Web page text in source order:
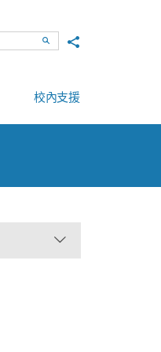
SearchShare to
校內支援